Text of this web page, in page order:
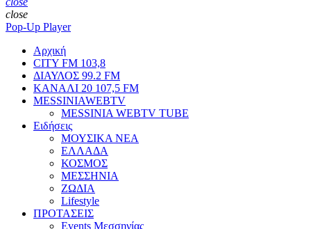
close
Pop-Up Player
Αρχική
CITY FM 103,8
ΔΙΑΥΛΟΣ 99.2 FM
ΚΑΝΑΛΙ 20 107,5 FM
MESSINIAWEBTV
MESSINIA WEBTV TUBE
Eιδήσεις
ΜΟΥΣΙΚΑ ΝΕΑ
ΕΛΛΑΔΑ
ΚΟΣΜΟΣ
ΜΕΣΣΗΝΙΑ
ΖΩΔΙΑ
Lifestyle
ΠΡΟΤΑΣΕΙΣ
Events Μεσσηνίας